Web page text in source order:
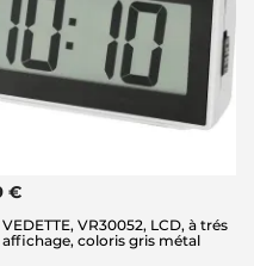
€
VR30052, LCD, à trés
coloris gris métal